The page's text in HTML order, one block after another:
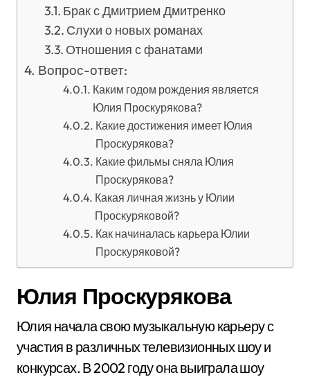
Брак с Дмитрием Дмитренко
Слухи о новых романах
Отношения с фанатами
Вопрос-ответ:
Каким годом рождения является
Юлия Проскурякова?
Какие достижения имеет Юлия
Проскурякова?
Какие фильмы сняла Юлия
Проскурякова?
Какая личная жизнь у Юлии
Проскуряковой?
Как начиналась карьера Юлии
Проскуряковой?
Юлия Проскурякова
Юлия начала свою музыкальную карьеру с
участия в различных телевизионных шоу и
конкурсах. В 2002 году она выиграла шоу